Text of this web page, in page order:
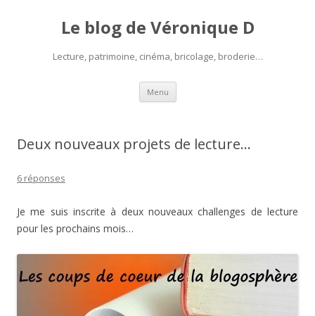
Le blog de Véronique D
Lecture, patrimoine, cinéma, bricolage, broderie…
Menu Aller
contenu
Deux nouveaux projets de lecture…
6 réponses
Je me suis inscrite à deux nouveaux challenges de lecture
pour les prochains mois…